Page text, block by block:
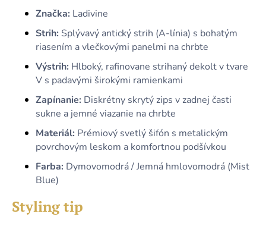
Značka: Ladivine
Strih: Splývavý antický strih (A-línia) s bohatým
riasením a vlečkovými panelmi na chrbte
Výstrih: Hlboký, rafinovane strihaný dekolt v tvare
V s padavými širokými ramienkami
Zapínanie: Diskrétny skrytý zips v zadnej časti
sukne a jemné viazanie na chrbte
Materiál: Prémiový svetlý šifón s metalickým
povrchovým leskom a komfortnou podšívkou
Farba: Dymovomodrá / Jemná hmlovomodrá (Mist
Blue)
Styling tip